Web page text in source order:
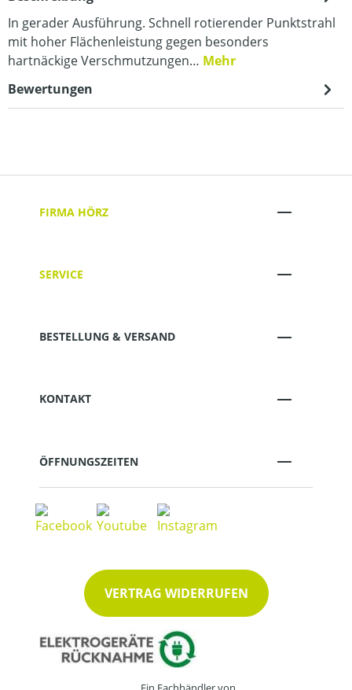
In gerader Ausführung. Schnell rotierender Punktstrahl
mit hoher Flächenleistung gegen besonders
hartnäckige Verschmutzungen… Mehr
Bewertungen
FIRMA HÖRZ
SERVICE
BESTELLUNG & VERSAND
KONTAKT
ÖFFNUNGSZEITEN
VERTRAG WIDERRUFEN